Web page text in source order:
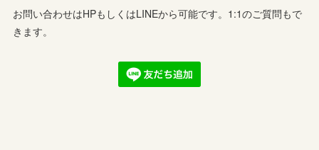
お問い合わせはHPもしくはLINEから可能です。1:1のご質問もで
きます。